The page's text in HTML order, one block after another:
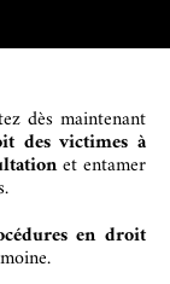
dès maintenant
des victimes à
et entamer
en droit